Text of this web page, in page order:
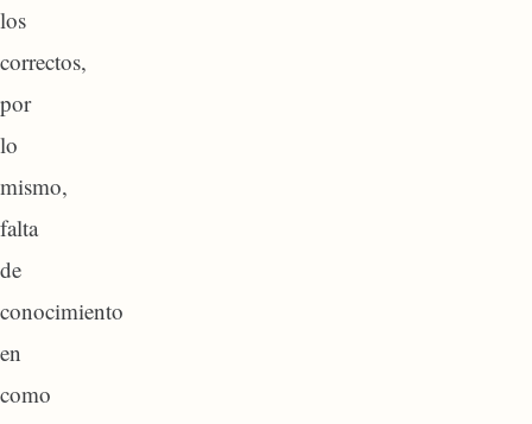
los
correctos,
por
lo
mismo,
falta
de
conocimiento
en
como